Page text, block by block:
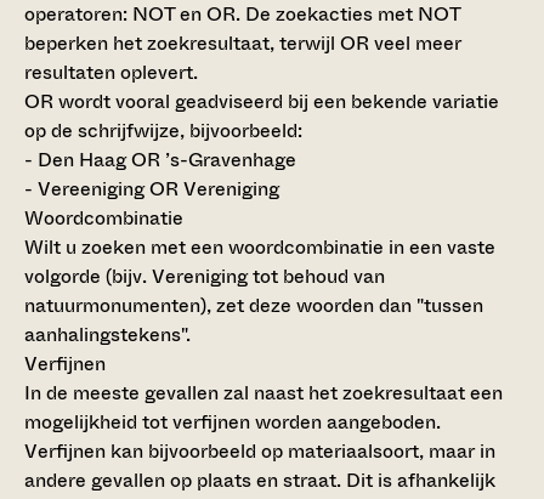
operatoren: NOT en OR. De zoekacties met NOT
beperken het zoekresultaat, terwijl OR veel meer
resultaten oplevert.
OR wordt vooral geadviseerd bij een bekende variatie
op de schrijfwijze, bijvoorbeeld:
- Den Haag OR ’s-Gravenhage
- Vereeniging OR Vereniging
Woordcombinatie
Wilt u zoeken met een woordcombinatie in een vaste
volgorde (bijv. Vereniging tot behoud van
natuurmonumenten), zet deze woorden dan "tussen
aanhalingstekens".
Verfijnen
In de meeste gevallen zal naast het zoekresultaat een
mogelijkheid tot verfijnen worden aangeboden.
Verfijnen kan bijvoorbeeld op materiaalsoort, maar in
andere gevallen op plaats en straat. Dit is afhankelijk